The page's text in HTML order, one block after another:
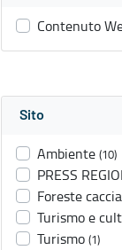
Contenuto
Sito
Ambiente (10)
PRESS
Foreste
Turismo e
Turismo (1)